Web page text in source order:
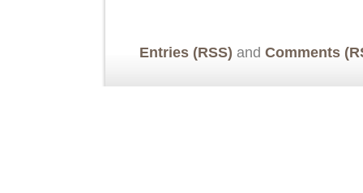
Entries (RSS) and Comments